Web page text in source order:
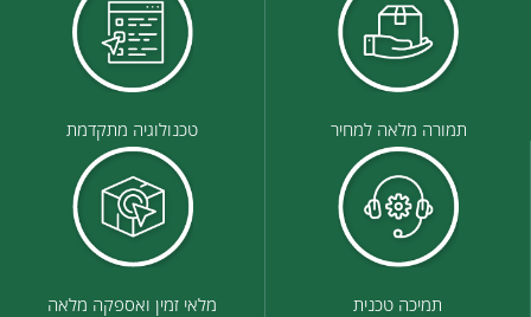
תמורה מלאה למחיר טכנולוגיה מתקדמת
תמיכה טכנית מלאי זמין ואספקה מלאה